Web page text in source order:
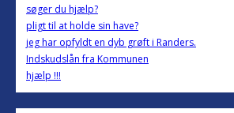
søger du hjælp?
pligt til at holde sin have?
jeg har opfyldt en dyb grøft i Randers.
Indskudslån fra Kommunen
hjælp !!!